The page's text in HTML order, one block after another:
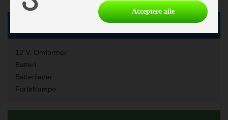
El, Elektronik & Medie
12 V. Omformer
Batteri
Batterilader
Forteltlampe
Acceptere alle